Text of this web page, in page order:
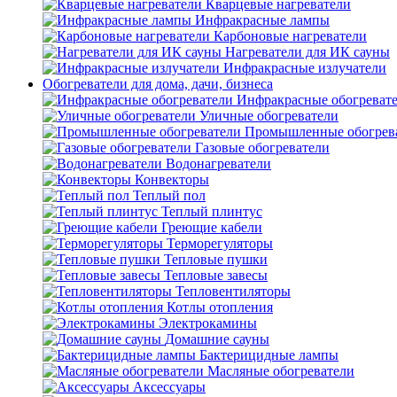
Кварцевые нагреватели
Инфракрасные лампы
Карбоновые нагреватели
Нагреватели для ИК сауны
Инфракрасные излучатели
Обогреватели для дома, дачи, бизнеса
Инфракрасные
Уличные обогреватели
Промышленные
Газовые обогреватели
Водонагреватели
Конвекторы
Теплый пол
Теплый плинтус
Греющие кабели
Терморегуляторы
Тепловые пушки
Тепловые завесы
Тепловентиляторы
Котлы отопления
Электрокамины
Домашние сауны
Бактерицидные лампы
Масляные обогреватели
Аксессуары